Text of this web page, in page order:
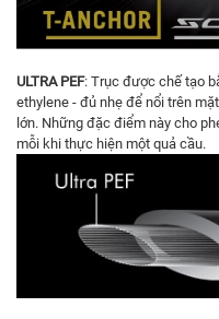
ULTRA PEF: Trục được chế tạo
ethylene - đủ nhẹ để nổi trên
lớn. Những đặc điểm này cho
mỗi khi thực hiện một quả cầu.